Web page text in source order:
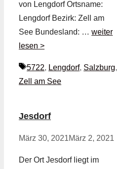
von Lengdorf Ortsname:
Lengdorf Bezirk: Zell am
See Bundesland: … weiter
lesen >
Schlagwörter
5722, Lengdorf, Salzburg,
Zell am See
Jesdorf
März 30, 2021März 2, 2021
Der Ort Jesdorf liegt im